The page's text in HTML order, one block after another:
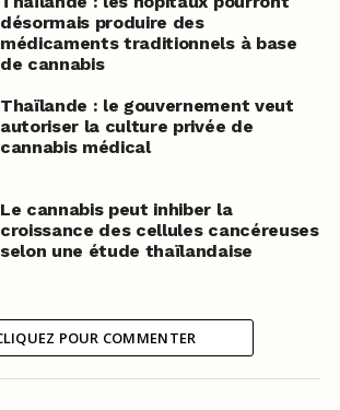
désormais produire des
médicaments traditionnels à base
de cannabis
Thaïlande : le gouvernement veut
autoriser la culture privée de
cannabis médical
Le cannabis peut inhiber la
croissance des cellules cancéreuses
selon une étude thaïlandaise
POUR COMMENTER